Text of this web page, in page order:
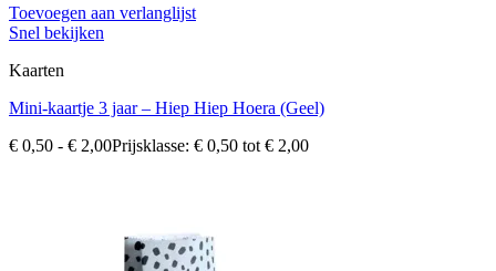
Toevoegen aan verlanglijst
Snel bekijken
Kaarten
Mini-kaartje 3 jaar – Hiep Hiep Hoera (Geel)
€ 0,50 - € 2,00Prijsklasse: € 0,50 tot € 2,00